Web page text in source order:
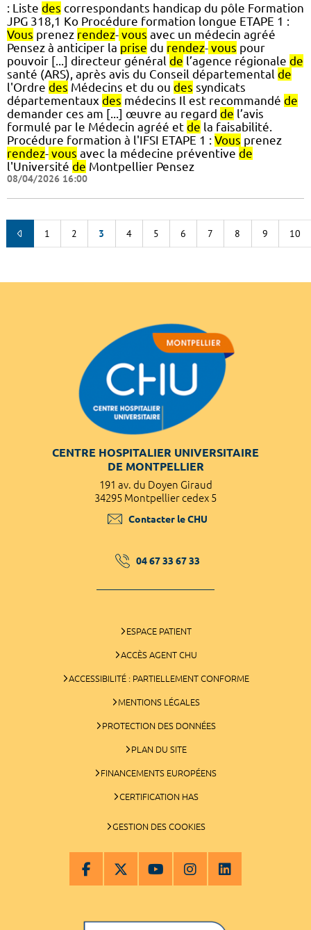
: Liste des correspondants handicap du pôle Formation
JPG 318,1 Ko Procédure formation longue ETAPE 1 :
Vous prenez rendez- vous avec un médecin agréé
Pensez à anticiper la prise du rendez- vous pour
pouvoir [...] directeur général de l’agence régionale de
santé (ARS), après avis du Conseil départemental de
l'Ordre des Médecins et du ou des syndicats
départementaux des médecins Il est recommandé de
demander ces am [...] œuvre au regard de l’avis
formulé par le Médecin agréé et de la faisabilité.
Procédure formation à l'IFSI ETAPE 1 : Vous prenez
rendez- vous avec la médecine préventive de
l'Université de Montpellier Pensez
08/04/2026 16:00
1 2 3 4 5 6 7 8 9 10
CENTRE HOSPITALIER UNIVERSITAIRE
DE MONTPELLIER
191 av. du Doyen Giraud
34295 Montpellier cedex 5
Contacter le CHU
04 67 33 67 33
ESPACE PATIENT
ACCÈS AGENT CHU
ACCESSIBILITÉ : PARTIELLEMENT CONFORME
MENTIONS LÉGALES
PROTECTION DES DONNÉES
PLAN DU SITE
FINANCEMENTS EUROPÉENS
CERTIFICATION HAS
GESTION DES COOKIES